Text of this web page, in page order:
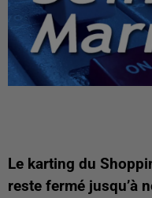
Le karting du
reste fermé jusqu’à